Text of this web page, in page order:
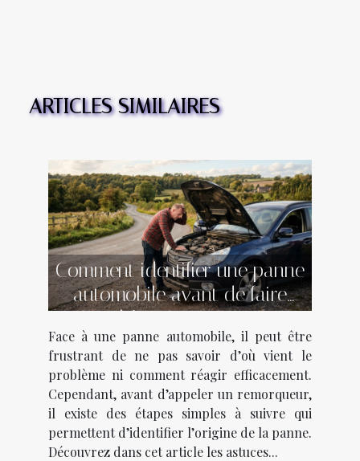
ARTICLES SIMILAIRES
Comment identifier une panne
automobile avant de faire
appel à un remorqueur ?
Face à une panne automobile, il peut être
frustrant de ne pas savoir d’où vient le
problème ni comment réagir efficacement.
Cependant, avant d’appeler un remorqueur,
il existe des étapes simples à suivre qui
permettent d’identifier l’origine de la panne.
Découvrez dans cet article les astuces...